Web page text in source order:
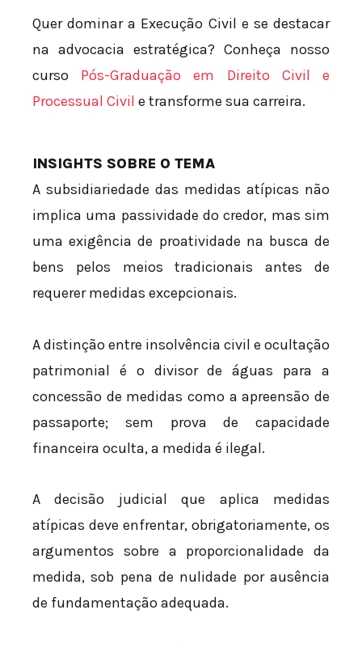
Quer dominar a Execução Civil e se destacar
na advocacia estratégica? Conheça nosso
curso Pós-Graduação em Direito Civil e
Processual Civil e transforme sua carreira.
INSIGHTS SOBRE O TEMA
A subsidiariedade das medidas atípicas não
implica uma passividade do credor, mas sim
uma exigência de proatividade na busca de
bens pelos meios tradicionais antes de
requerer medidas excepcionais.
A distinção entre insolvência civil e ocultação
patrimonial é o divisor de águas para a
concessão de medidas como a apreensão de
passaporte; sem prova de capacidade
financeira oculta, a medida é ilegal.
A decisão judicial que aplica medidas
atípicas deve enfrentar, obrigatoriamente, os
argumentos sobre a proporcionalidade da
medida, sob pena de nulidade por ausência
de fundamentação adequada.